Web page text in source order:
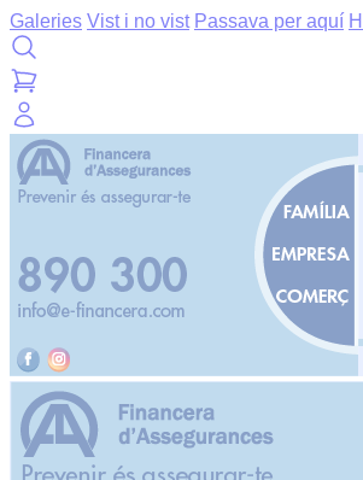
Galeries Vist i no vist Passava per aquí